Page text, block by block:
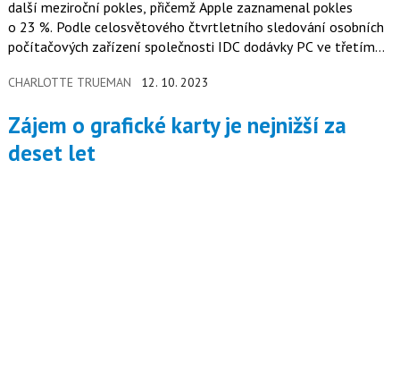
další meziroční pokles, přičemž Apple zaznamenal pokles
o 23 %. Podle celosvětového čtvrtletního sledování osobních
počítačových zařízení společnosti IDC dodávky PC ve třetím
CHARLOTTE TRUEMAN 12. 10. 2023
Zájem o grafické karty je nejnižší za
deset let